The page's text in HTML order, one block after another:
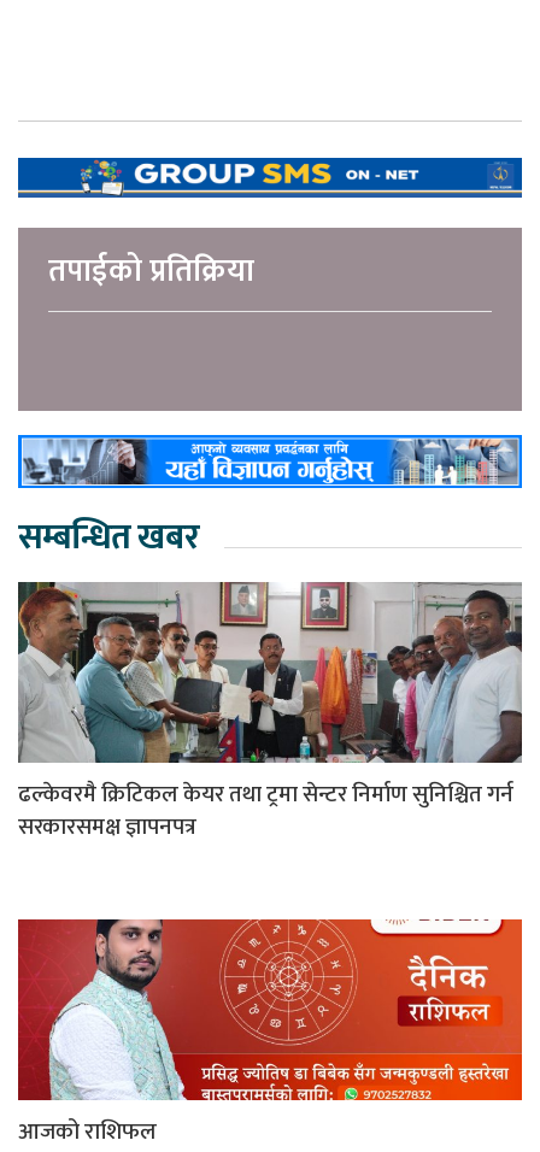
तपाईको प्रतिक्रिया
सम्बन्धित खबर
ढल्केवरमै क्रिटिकल केयर तथा ट्रमा सेन्टर निर्माण सुनिश्चित गर्न
सरकारसमक्ष ज्ञापनपत्र
आजको राशिफल